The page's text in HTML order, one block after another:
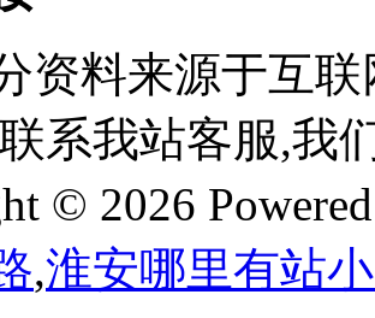
资料来源于互
系我站客服,我
© 2026
,淮安哪里有站